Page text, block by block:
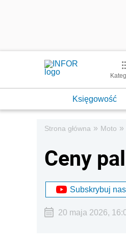
Księgowość
Strona główna » Moto »
Ceny
Subskrybuj
20 maja 2026,